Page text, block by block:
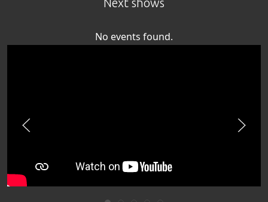
No events found.